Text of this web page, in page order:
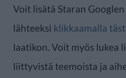
Voit lisätä Staran
lähteeksi klikkaamalla
laatikon. Voit myös lukea
liittyvistä teemoista ja